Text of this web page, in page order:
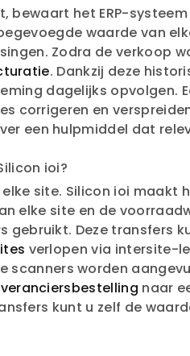
het ERP-
waarde van
Zodra de verkoop
. Dankzij deze
dagelijks opvolgen.
corrigeren en
een hulpmiddel dat
ioi?
site. Silicon ioi maakt
elke site en de
gebruikt. Deze transfers
verlopen via intersite-
scanners worden
naar
kunt u zelf de